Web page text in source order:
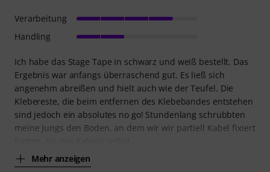
Ich habe das Stage Tape in schwarz und weiß bestellt. Das
Ergebnis war anfangs überraschend gut. Es ließ sich
angenehm abreißen und hielt auch wie der Teufel. Die
Klebereste, die beim entfernen des Klebebandes entstehen
sind jedoch ein absolutes no go! Stundenlang schrubbten
meine Jungs den Boden, an dem wir wir partiell Kabel fixiert
Mehr anzeigen
Verarbeitung
Handling